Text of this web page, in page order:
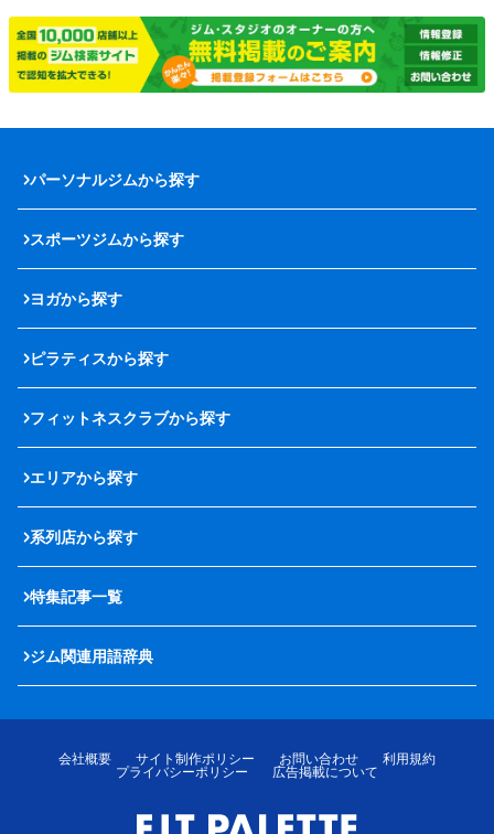
パーソナルジムから探す
スポーツジムから探す
ヨガから探す
ピラティスから探す
フィットネスクラブから探す
エリアから探す
系列店から探す
特集記事一覧
ジム関連用語辞典
会社概要 サイト制作ポリシー お問い合わせ
利用規約
プライバシーポリシー
広告掲載について